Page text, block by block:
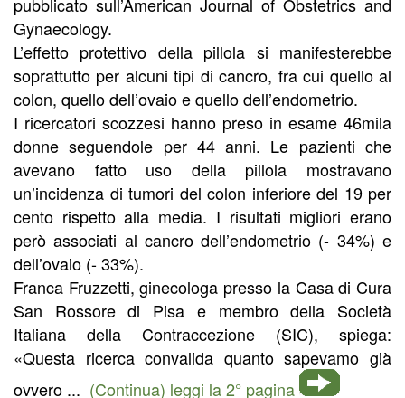
Gynaecology.
L’effetto protettivo della pillola si manifesterebbe
soprattutto per alcuni tipi di cancro, fra cui quello al
colon, quello dell’ovaio e quello dell’endometrio.
I ricercatori scozzesi hanno preso in esame 46mila
donne seguendole per 44 anni. Le pazienti che
avevano fatto uso della pillola mostravano
un’incidenza di tumori del colon inferiore del 19 per
cento rispetto alla media. I risultati migliori erano
però associati al cancro dell’endometrio (- 34%) e
dell’ovaio (- 33%).
Franca Fruzzetti, ginecologa presso la Casa di Cura
San Rossore di Pisa e membro della Società
Italiana della Contraccezione (SIC), spiega:
«Questa ricerca convalida quanto sapevamo già
ovvero ... (Continua) leggi la 2° pagina